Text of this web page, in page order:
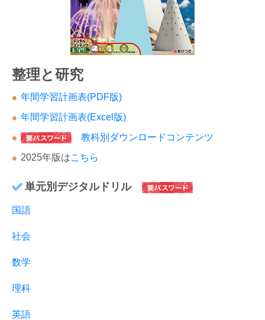
整理と研究
年間学習計画表(PDF版)
年間学習計画表(Excel版)
教科別ダウンロードコンテンツ
2025年版はこちら
単元別デジタルドリル
国語
社会
数学
理科
英語